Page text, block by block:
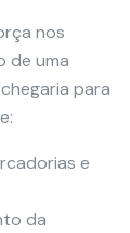
nos
de uma
para
e
da